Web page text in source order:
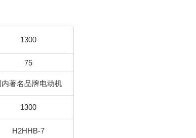
1300
75
内著名品牌电动机
1300
H2HHB-7